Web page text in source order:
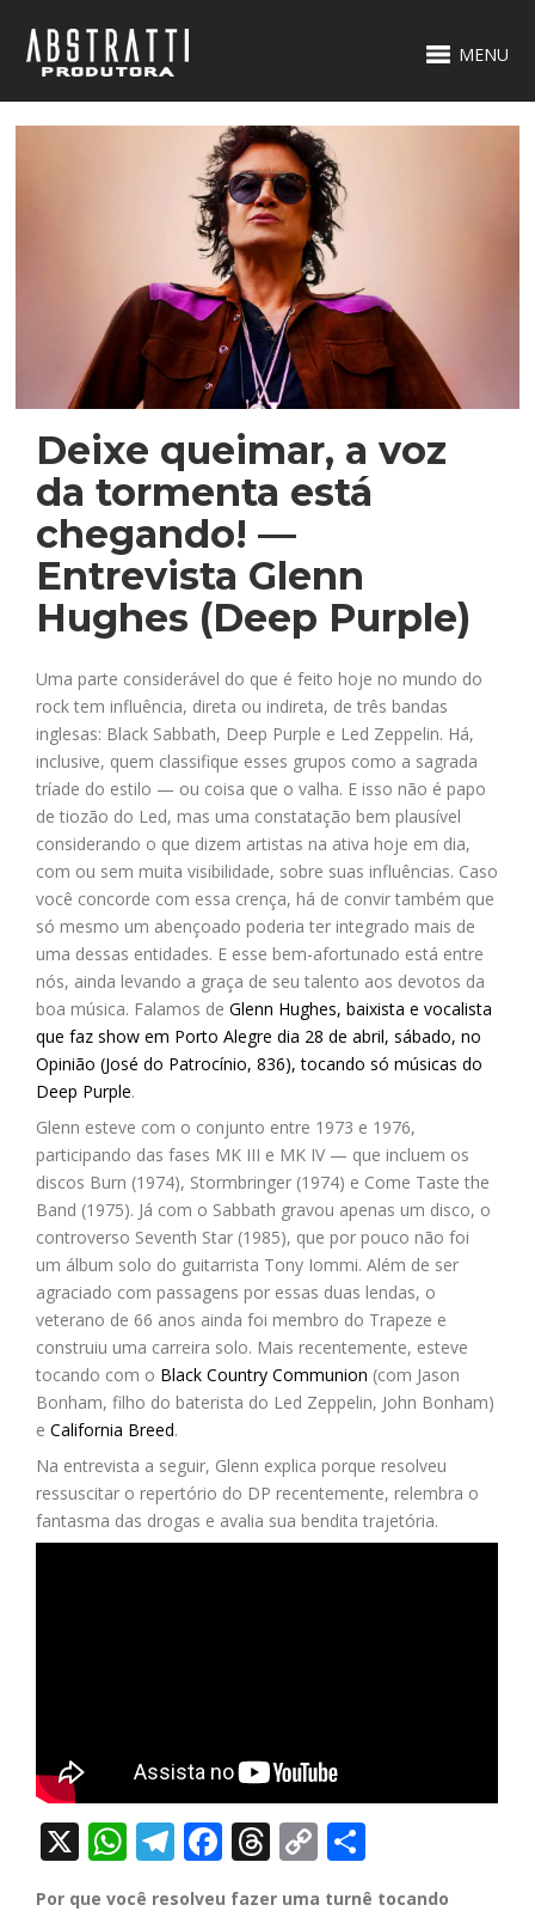
MENU
Deixe queimar, a voz
da tormenta está
chegando! —
Entrevista Glenn
Hughes (Deep Purple)
Uma parte considerável do que é feito hoje no mundo do
rock tem influência, direta ou indireta, de três bandas
inglesas: Black Sabbath, Deep Purple e Led Zeppelin. Há,
inclusive, quem classifique esses grupos como a sagrada
tríade do estilo — ou coisa que o valha. E isso não é papo
de tiozão do Led, mas uma constatação bem plausível
considerando o que dizem artistas na ativa hoje em dia,
com ou sem muita visibilidade, sobre suas influências. Caso
você concorde com essa crença, há de convir também que
só mesmo um abençoado poderia ter integrado mais de
uma dessas entidades. E esse bem-afortunado está entre
nós, ainda levando a graça de seu talento aos devotos da
boa música. Falamos deGlenn Hughes, baixista e vocalista
que faz show em Porto Alegre dia 28 de abril, sábado, no
Opinião (José do Patrocínio, 836), tocando só músicas do
Deep Purple.
Glenn esteve com o conjunto entre 1973 e 1976,
participando das fases MK III e MK IV — que incluem os
discos Burn (1974), Stormbringer (1974) e Come Taste the
Band (1975). Já com o Sabbath gravou apenas um disco, o
controverso Seventh Star (1985), que por pouco não foi
um álbum solo do guitarrista Tony Iommi. Além de ser
agraciado com passagens por essas duas lendas, o
veterano de 66 anos ainda foi membro do Trapeze e
construiu uma carreira solo. Mais recentemente, esteve
tocando com o Black Country Communion (com Jason
Bonham, filho do baterista do Led Zeppelin, John Bonham)
eCalifornia Breed.
Na entrevista a seguir, Glenn explica porque resolveu
ressuscitar o repertório do DP recentemente, relembra o
fantasma das drogas e avalia sua bendita trajetória.
X WhatsApp
Telegram
Facebook
Threads
Copy
Link
Por que você resolveu fazer uma turnê tocando